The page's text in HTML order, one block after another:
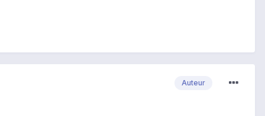
Auteur